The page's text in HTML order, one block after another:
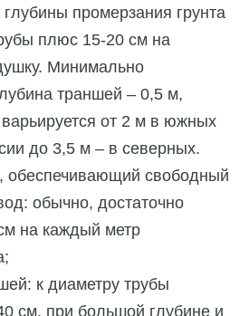
промерзания грунта
плюс 15-20 см на
Минимально
траншей – 0,5 м,
от 2 м в южных
до 3,5 м – в северных.
обеспечивающий свободный
обычно, достаточно
на каждый метр
к диаметру трубы
см, при большой глубине и